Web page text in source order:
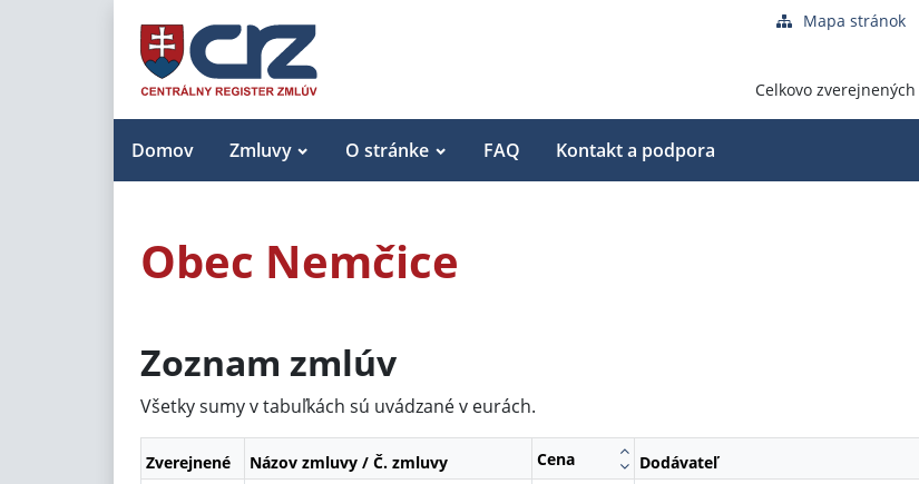
Mapa stránok
Celkovo zverejnených
Domov Zmluvy O stránke FAQ Kontakt a podpora
Obec Nemčice
Zoznam zmlúv
Všetky sumy v tabuľkách sú uvádzané v eurách.
Zverejnené Názov zmluvy / Č. zmluvy Cena Dodávateľ